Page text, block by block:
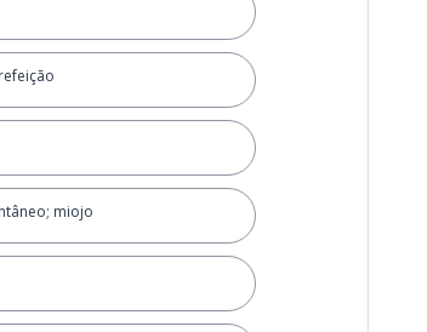
miojo